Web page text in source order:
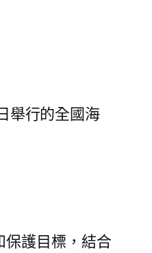
舉行的全國海
保護目標，結合